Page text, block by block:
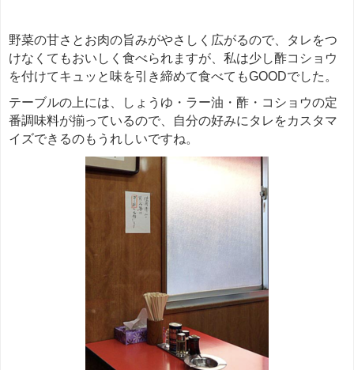
野菜の甘さとお肉の旨みがやさしく広がるので、タレをつ
けなくてもおいしく食べられますが、私は少し酢コショウ
を付けてキュッと味を引き締めて食べてもGOODでした。
テーブルの上には、しょうゆ・ラー油・酢・コショウの定
番調味料が揃っているので、自分の好みにタレをカスタマ
イズできるのもうれしいですね。